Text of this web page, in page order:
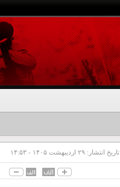
تاریخ انتشار: ۲۹ ارديبهشت ۱۴۰۵ - ۱۴:۵۳